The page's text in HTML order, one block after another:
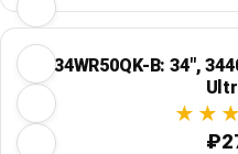
LG 34WR50QK-B: 34",